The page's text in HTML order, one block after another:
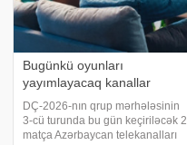
Bugünkü oyunları
yayımlayacaq kanallar
DÇ-2026-nın qrup mərhələsinin
3-cü turunda bu gün keçiriləcək 2
matça Azərbaycan telekanalları